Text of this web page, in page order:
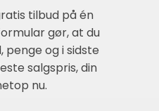
tilbud på én
gør, at du
penge og i sidste
salgspris, din
nu.